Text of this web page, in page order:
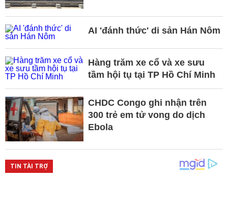
AI 'đánh thức' di sản Hán Nôm
Hàng trăm xe cổ và xe sưu
tầm hội tụ tại TP Hồ Chí Minh
CHDC Congo ghi nhận trên
300 trẻ em tử vong do dịch
Ebola